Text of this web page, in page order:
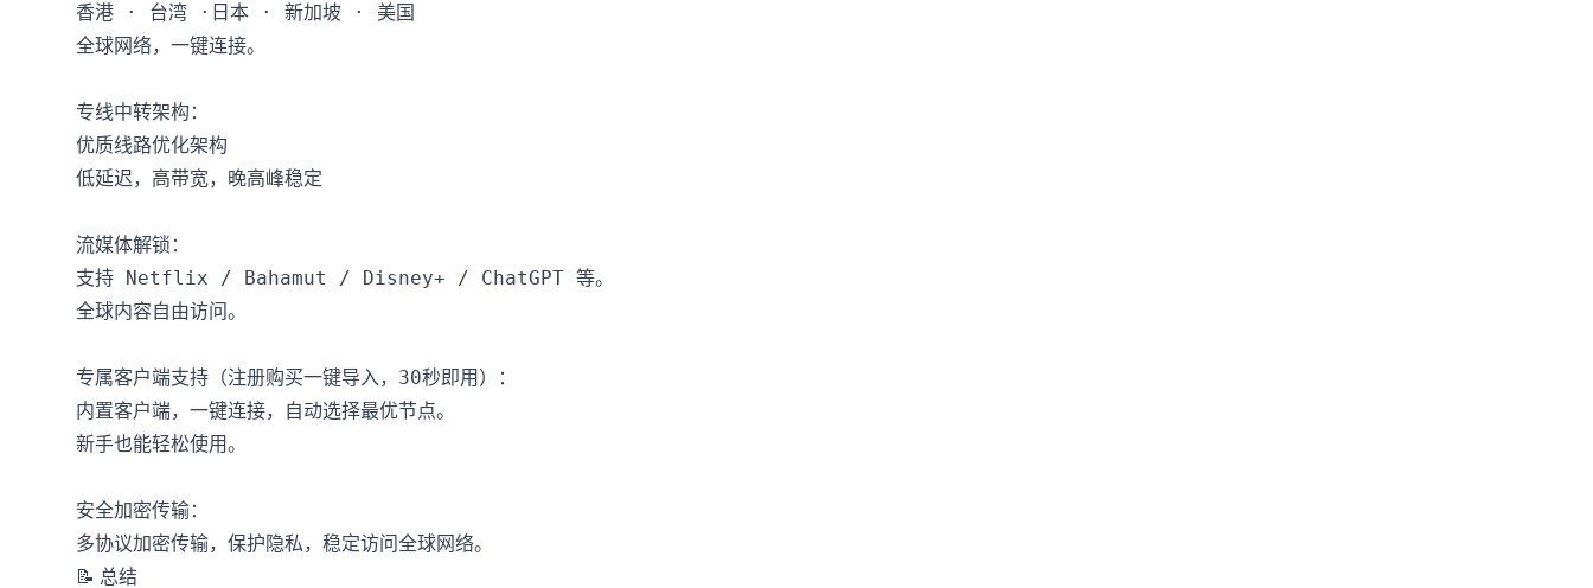
香港 · 台湾 ·日本 · 新加坡 · 美国
全球网络，一键连接。
专线中转架构：
优质线路优化架构
低延迟，高带宽，晚高峰稳定
流媒体解锁：
支持 Netflix / Bahamut / Disney+ / ChatGPT 等。
全球内容自由访问。
专属客户端支持（注册购买一键导入，30秒即用）：
内置客户端，一键连接，自动选择最优节点。
新手也能轻松使用。
安全加密传输：
📝 总结